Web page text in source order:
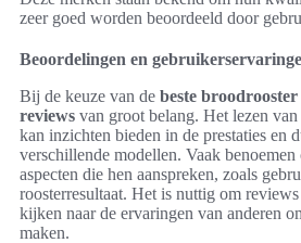
zeer goed worden beoordeeld door
Beoordelingen en
Bij de keuze van de beste broodrooster
reviews van groot belang. Het lezen
kan inzichten bieden in de prestaties en
verschillende modellen. Vaak
aspecten die hen aanspreken, zoals
roosterresultaat. Het is nuttig om
kijken naar de ervaringen van anderen
maken.